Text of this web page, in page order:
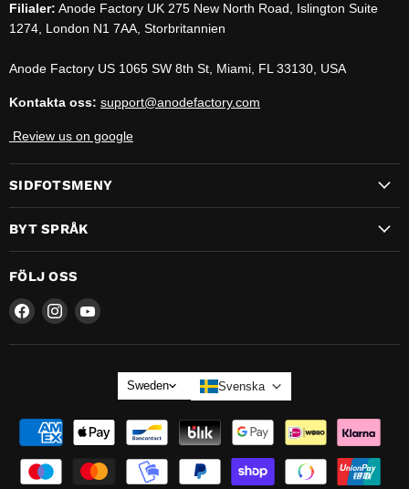
Filialer: Anode Factory UK 275 New North Road, Islington Suite
1274, London N1 7AA, Storbritannien
Anode Factory US 1065 SW 8th St, Miami, FL 33130, USA
Kontakta oss: support@anodefactory.com
Review us on google
SIDFOTSMENY
BYT SPRÅK
FÖLJ OSS
Hitta
oss
på
Hitta
oss
på
Hitta
på
Sweden SPRÅK
Svenska